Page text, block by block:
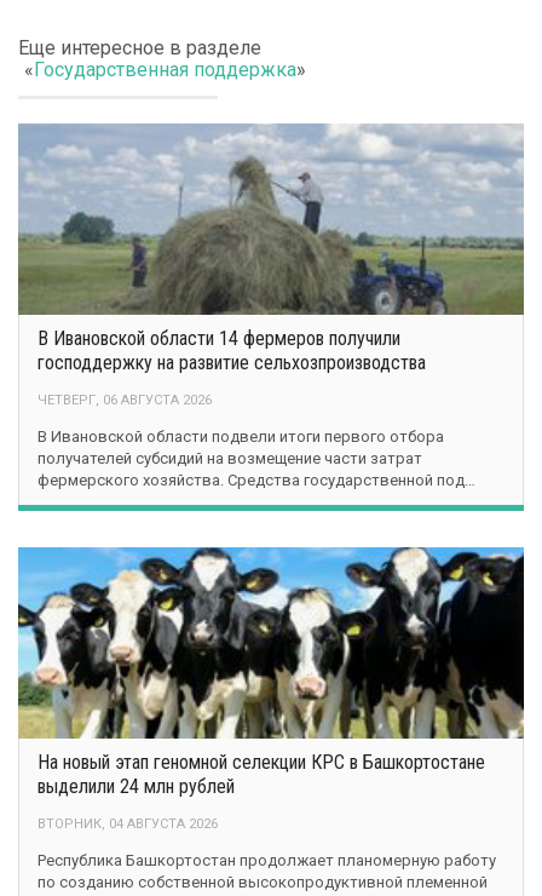
Еще интересное в разделе
«Государственная поддержка»
В Ивановской области 14 фермеров получили
господдержку на развитие сельхозпроизводства
ЧЕТВЕРГ, 06 АВГУСТА 2026
В Ивановской области подвели итоги первого отбора
получателей субсидий на возмещение части затрат
фермерского хозяйства. Средства государственной под…
На новый этап геномной селекции КРС в Башкортостане
выделили 24 млн рублей
ВТОРНИК, 04 АВГУСТА 2026
Республика Башкортостан продолжает планомерную работу
по созданию собственной высокопродуктивной племенной